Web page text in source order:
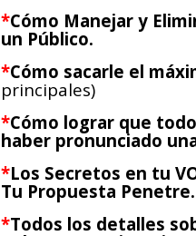
*Cómo Manejar y
un Público.
*Cómo sacarle el
principales)
*Cómo lograr que
haber pronunciado
*Los Secretos en tu
Tu Propuesta Penetre.
*Todos los detalles